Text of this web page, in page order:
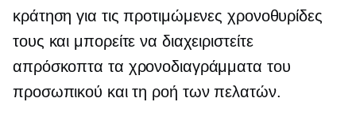
κράτηση για τις προτιμώμενες χρονοθυρίδες
τους και μπορείτε να διαχειριστείτε
απρόσκοπτα τα χρονοδιαγράμματα του
προσωπικού και τη ροή των πελατών.